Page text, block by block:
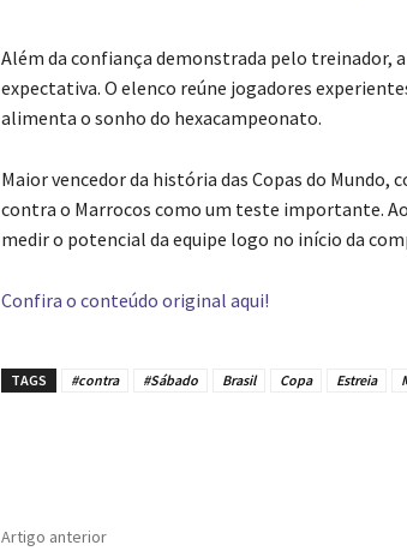
Além da confiança demonstrada pelo treinador,
expectativa. O elenco reúne jogadores
alimenta o sonho do hexacampeonato.
Maior vencedor da história das Copas do
contra o Marrocos como um teste importante.
medir o potencial da equipe logo no início da
Confira o conteúdo original aqui!
TAGS #contra #Sábado Brasil Copa Estreia
Artigo anterior